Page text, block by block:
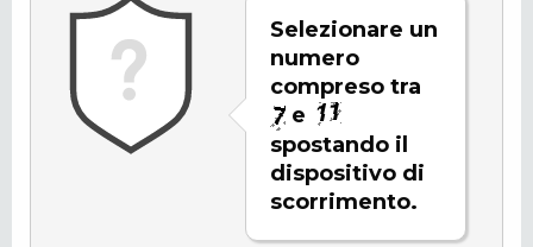
Selezionare un
numero
compreso tra
e
spostando il
dispositivo di
scorrimento.